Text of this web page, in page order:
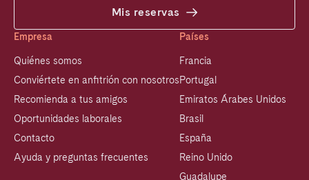
Mis reservas
Empresa
Quiénes somos
Conviértete en anfitrión con nosotros
Recomienda a tus amigos
Oportunidades laborales
Contacto
Ayuda y preguntas frecuentes
Países
Francia
Portugal
Emiratos Árabes Unidos
Brasil
España
Reino Unido
Guadalupe